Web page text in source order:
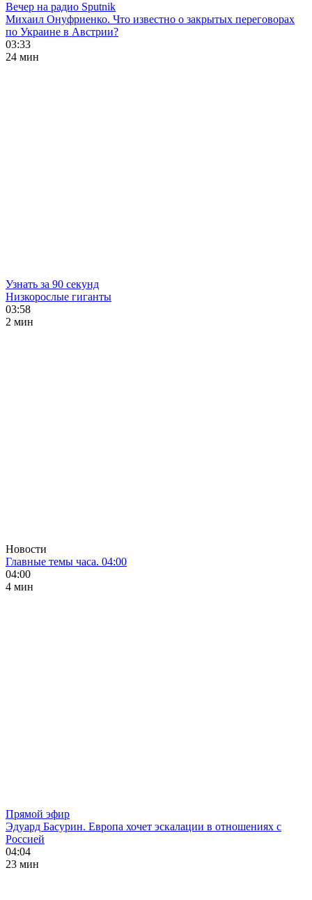
Вечер на радио Sputnik
Михаил Онуфриенко. Что известно о закрытых переговорах
по Украине в Австрии?
03:33
24 мин
Узнать за 90 секунд
Низкорослые гиганты
03:58
2 мин
Новости
Главные темы часа. 04:00
04:00
4 мин
Прямой эфир
Эдуард Басурин. Европа хочет эскалации в отношениях с
Россией
04:04
23 мин